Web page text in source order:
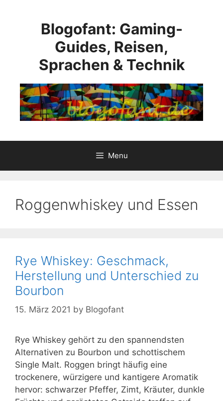
Blogofant: Gaming-
Guides, Reisen,
Sprachen & Technik
Menu
Roggenwhiskey und Essen
Rye Whiskey: Geschmack,
Herstellung und Unterschied zu
Bourbon
15. März 2021 by Blogofant
Rye Whiskey gehört zu den spannendsten
Alternativen zu Bourbon und schottischem
Single Malt. Roggen bringt häufig eine
trockenere, würzigere und kantigere Aromatik
hervor: schwarzer Pfeffer, Zimt, Kräuter, dunkle